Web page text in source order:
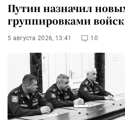
Путин назначил
группировками
5 августа 2026, 13:41 10